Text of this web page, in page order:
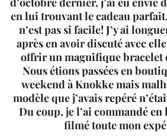
en lui trouvant le cadeau
n’est pas si facile! J’y ai
après en avoir discuté avec
offrir un magnifique bracelet
Nous étions passées en
weekend à Knokke mais
modèle que j’avais repéré
Du coup, je l’ai commandé en
filmé toute mon